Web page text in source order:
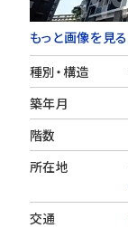
もっと画像を見る
種別・構造
築年月
階数
所在地
交通